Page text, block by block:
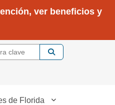
ver beneficios y
Entre palabra
de Florida